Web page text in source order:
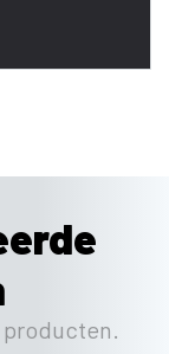
producten.